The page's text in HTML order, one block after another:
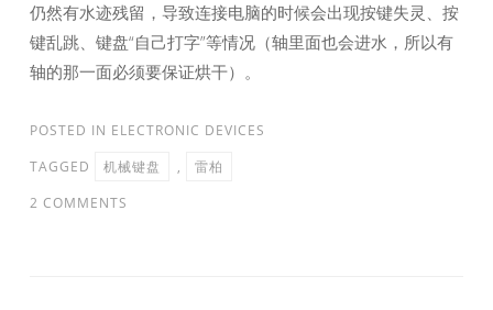
仍然有水迹残留，导致连接电脑的时候会出现按键失灵、按
键乱跳、键盘“自己打字”等情况（轴里面也会进水，所以有
轴的那一面必须要保证烘干）。
POSTED IN ELECTRONIC DEVICES
TAGGED
机械键盘 ,
雷柏
2 COMMENTS